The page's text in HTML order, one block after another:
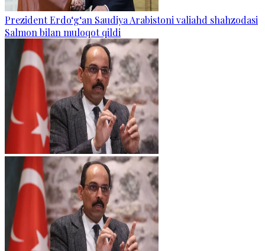
Prezident Erdo‘g‘an Saudiya Arabistoni valiahd shahzodasi
Salmon bilan muloqot qildi